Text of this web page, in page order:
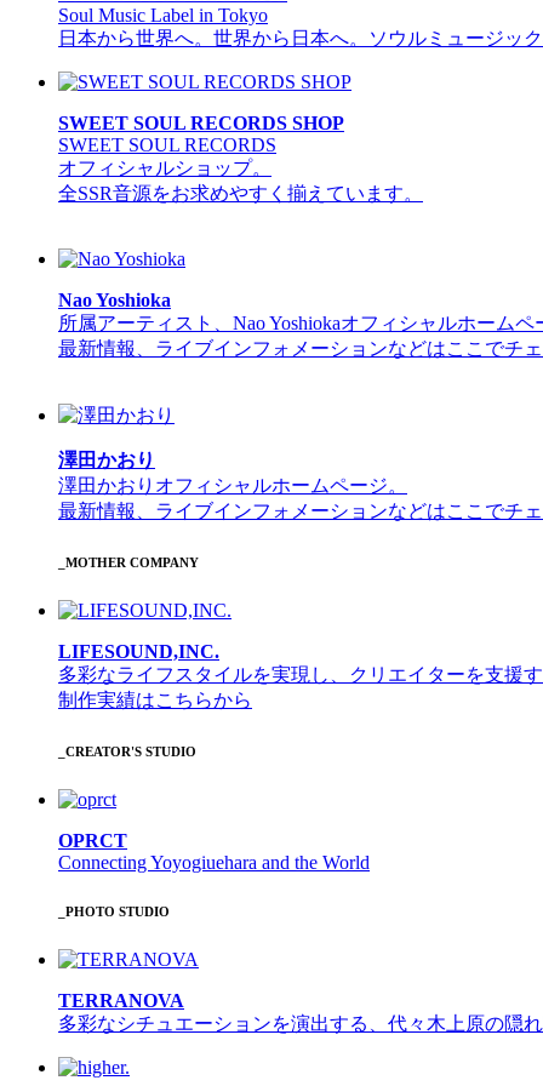
Soul Music Label in Tokyo
日本から世界へ。世界から日本へ。ソウルミュージッ
SWEET SOUL RECORDS SHOP
SWEET SOUL RECORDS
オフィシャルショップ。
全SSR音源をお求めやすく揃えています。
Nao Yoshioka
所属アーティスト、Nao Yoshiokaオフィシャルホームペ
最新情報、ライブインフォメーションなどはここでチ
澤田かおり
澤田かおりオフィシャルホームページ。
最新情報、ライブインフォメーションなどはここでチ
_MOTHER COMPANY
LIFESOUND,INC.
多彩なライフスタイルを実現し、クリエイターを支援
制作実績はこちらから
_CREATOR'S STUDIO
OPRCT
Connecting Yoyogiuehara and the World
_PHOTO STUDIO
TERRANOVA
多彩なシチュエーションを演出する、代々木上原の隠